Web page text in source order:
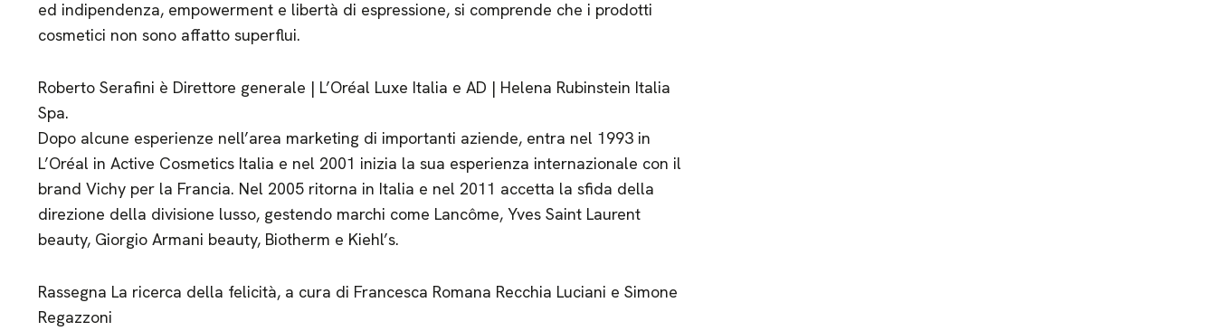
ed indipendenza, empowerment e libertà di espressione, si comprende che i prodotti
cosmetici non sono affatto superflui.
Roberto Serafini è Direttore generale | L’Oréal Luxe Italia e AD | Helena Rubinstein Italia
Spa.
Dopo alcune esperienze nell’area marketing di importanti aziende, entra nel 1993 in
L’Oréal in Active Cosmetics Italia e nel 2001 inizia la sua esperienza internazionale con il
brand Vichy per la Francia. Nel 2005 ritorna in Italia e nel 2011 accetta la sfida della
direzione della divisione lusso, gestendo marchi come Lancôme, Yves Saint Laurent
beauty, Giorgio Armani beauty, Biotherm e Kiehl’s.
Rassegna La ricerca della felicità, a cura di Francesca Romana Recchia Luciani e Simone
Regazzoni